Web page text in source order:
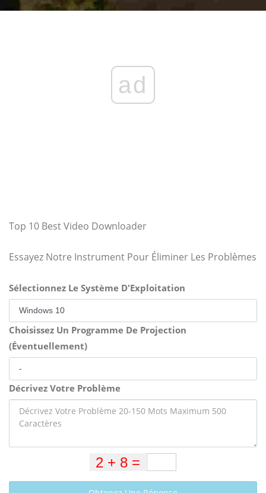
ad
Top 10 Best Video Downloader
Essayez Notre Instrument Pour Éliminer Les Problèmes
Sélectionnez Le Système D'Exploitation
Choisissez Un Programme De Projection
(Éventuellement)
Décrivez Votre Problème